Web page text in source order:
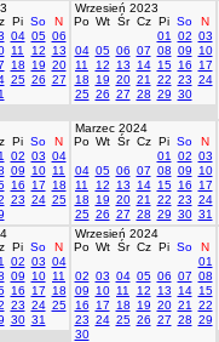
Pi So
N
04 05 06
11 12
13
18 19 20
25 26 27
Wrzesień 2023
Po Wt Śr Cz Pi So
N
01
02 03
04 05 06 07 08 09
10
11
12 13 14 15 16
17
18
19 20 21 22 23 24
25 26 27 28 29 30
Pi So
N
02 03 04
09 10 11
16 17
18
23 24 25
Marzec 2024
Po Wt Śr Cz Pi So
N
01
02 03
04 05 06 07 08 09
10
11
12 13 14 15 16
17
18
19 20 21 22 23 24
25 26 27 28 29 30 31
Pi So
N
02 03 04
09 10 11
16 17
18
23 24 25
30 31
Wrzesień 2024
Po Wt Śr Cz Pi So
N
01
02 03 04 05 06 07 08
09
10 11 12 13 14 15
16
17 18 19 20 21
22
23 24 25 26 27 28 29
30